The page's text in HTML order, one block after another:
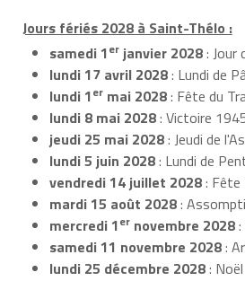
Jours fériés 2028 à Saint-Thélo :
samedi 1er janvier 2028: Jour
lundi 17 avril 2028: Lundi de
lundi 1er mai 2028: Fête du
lundi 8 mai 2028: Victoire
jeudi 25 mai 2028: Jeudi de
lundi 5 juin 2028: Lundi de
vendredi 14 juillet 2028: Fête
mardi 15 août 2028:
mercredi 1er novembre 2028
samedi 11 novembre 2028:
lundi 25 décembre 2028: Noël